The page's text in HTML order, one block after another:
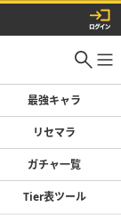
最強キャラ
リセマラ
ガチャ一覧
Tier表ツール